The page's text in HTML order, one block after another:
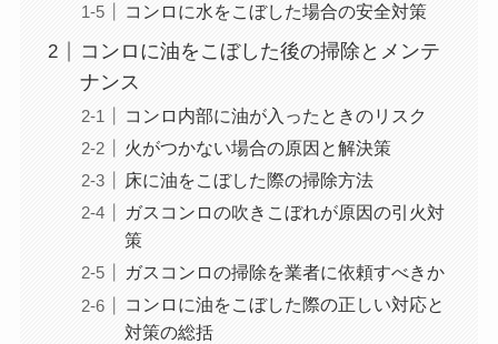
コンロに水をこぼした場合の安全対策
コンロに油をこぼした後の掃除とメンテ
ナンス
コンロ内部に油が入ったときのリスク
火がつかない場合の原因と解決策
床に油をこぼした際の掃除方法
ガスコンロの吹きこぼれが原因の引火対
策
ガスコンロの掃除を業者に依頼すべきか
コンロに油をこぼした際の正しい対応と
対策の総括